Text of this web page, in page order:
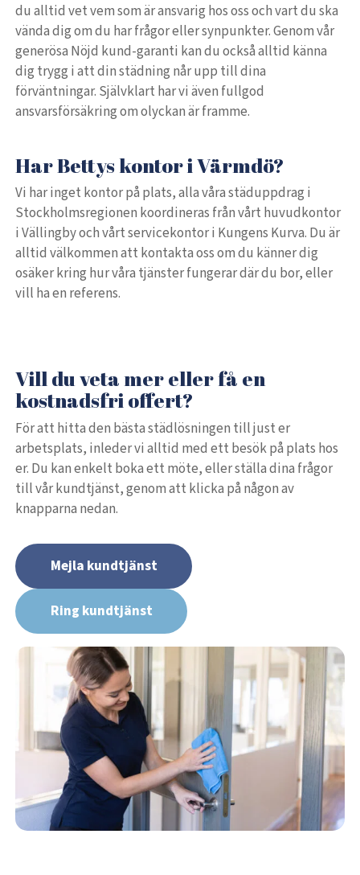
du alltid vet vem som är ansvarig hos oss och vart du ska
vända dig om du har frågor eller synpunkter. Genom vår
generösa Nöjd kund-garanti kan du också alltid känna
dig trygg i att din städning når upp till dina
förväntningar. Självklart har vi även fullgod
ansvarsförsäkring om olyckan är framme.
Har Bettys kontor i Värmdö?
Vi har inget kontor på plats, alla våra städuppdrag i
Stockholmsregionen koordineras från vårt huvudkontor
i Vällingby och vårt servicekontor i Kungens Kurva. Du är
alltid välkommen att kontakta oss om du känner dig
osäker kring hur våra tjänster fungerar där du bor, eller
vill ha en referens.
Vill du veta mer eller få en
kostnadsfri offert?
För att hitta den bästa städlösningen till just er
arbetsplats, inleder vi alltid med ett besök på plats hos
er. Du kan enkelt boka ett möte, eller ställa dina frågor
till vår kundtjänst, genom att klicka på någon av
knapparna nedan.
Mejla kundtjänst
Ring kundtjänst